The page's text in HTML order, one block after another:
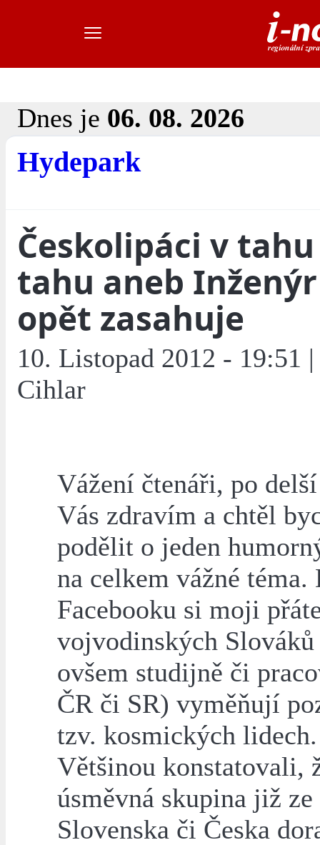
Dnes je 06. 08. 2026
Hydepark
Českolipáci v
tahu aneb
opět zasahuje
10. Listopad 2012 - 19:51
Cihlar
Vážení čtenáři, po
Vás zdravím a chtěl
podělit o jeden
na celkem vážné téma.
Facebooku si moji
vojvodinských
ovšem studijně či
ČR či SR) vyměňují
tzv. kosmických lidech.
Většinou konstatovali,
úsměvná skupina již ze
Slovenska či Česka